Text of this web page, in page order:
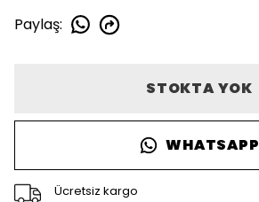
Paylaş:
STOKTA YOK
WHATSAPP
Ücretsiz kargo